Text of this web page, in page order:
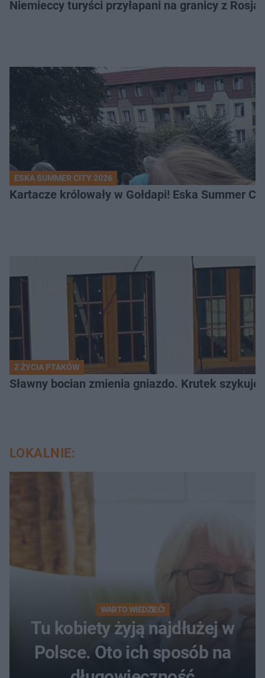
Niemieccy turyści przyłapani na granicy z
ESKA SUMMER CITY 2026
Kartacze królowały w Gołdapi! Eska Summer
Z ŻYCIA PTAKÓW
Sławny bocian zmienia gniazdo. Krutek
LOKALNIE:
WARTO WIEDZIEĆ!
Tu kobiety żyją najdłużej w
Polsce. Oto ich sposób na